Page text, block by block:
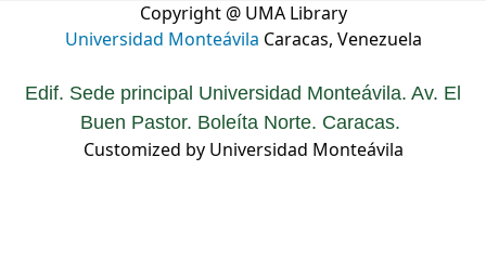
Copyright @ UMA Library
Universidad Monteávila Caracas, Venezuela
Edif. Sede principal Universidad Monteávila. Av. El
Buen Pastor. Boleíta Norte. Caracas.
Customized by Universidad Monteávila